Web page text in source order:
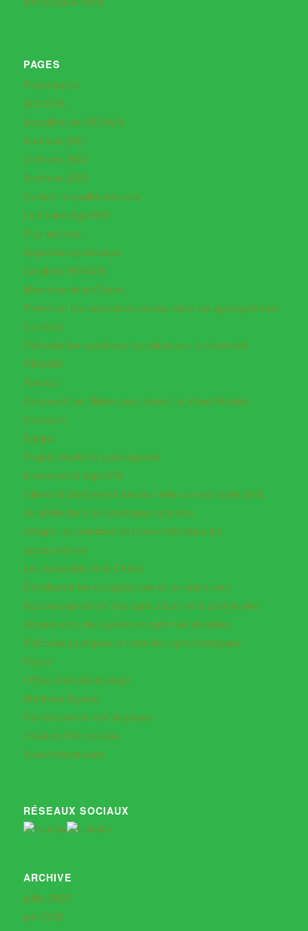
PAGES
Présentation
ACCUEIL
Actualités de REGAIN
Archives 2021
Archives 2022
Archives 2023
Cultiver la qualité des sols
La Chaire AgroSYS
Plus anciens…
Approche systémique
Livrables REGAIN
Membres de la Chaire
Préserver les ressources en eau dans les agrosystèmes
Contacts
Refonder les systèmes de culture sur la diversisté
REGAIN
Travaux
Concevoir les filières pour réussir la diversification
Concours
Equipe
Projets étudiants (sauvegarde)
Evénements AgroSYS
Utiliser la biodiversité fonctionnelle comme levier de la
durabilité dans les paysages agricoles
Intégrer les solutions de biocontrôle dans les
agrosystèmes
Les Actualités de la Chaire
Développer les compétences et les outils pour
l’accompagnement des agriculteurs et la gestion des
risques vers des systèmes agricoles durables
Politiques publiques et transition agro-écologique
Forum
Offres d’emploi et stage
Mentions légales
Réinitialiser un mot de passe
Création d’un compte
Axes thématiques
RÉSEAUX SOCIAUX
ARCHIVE
juillet 2026
juin 2026